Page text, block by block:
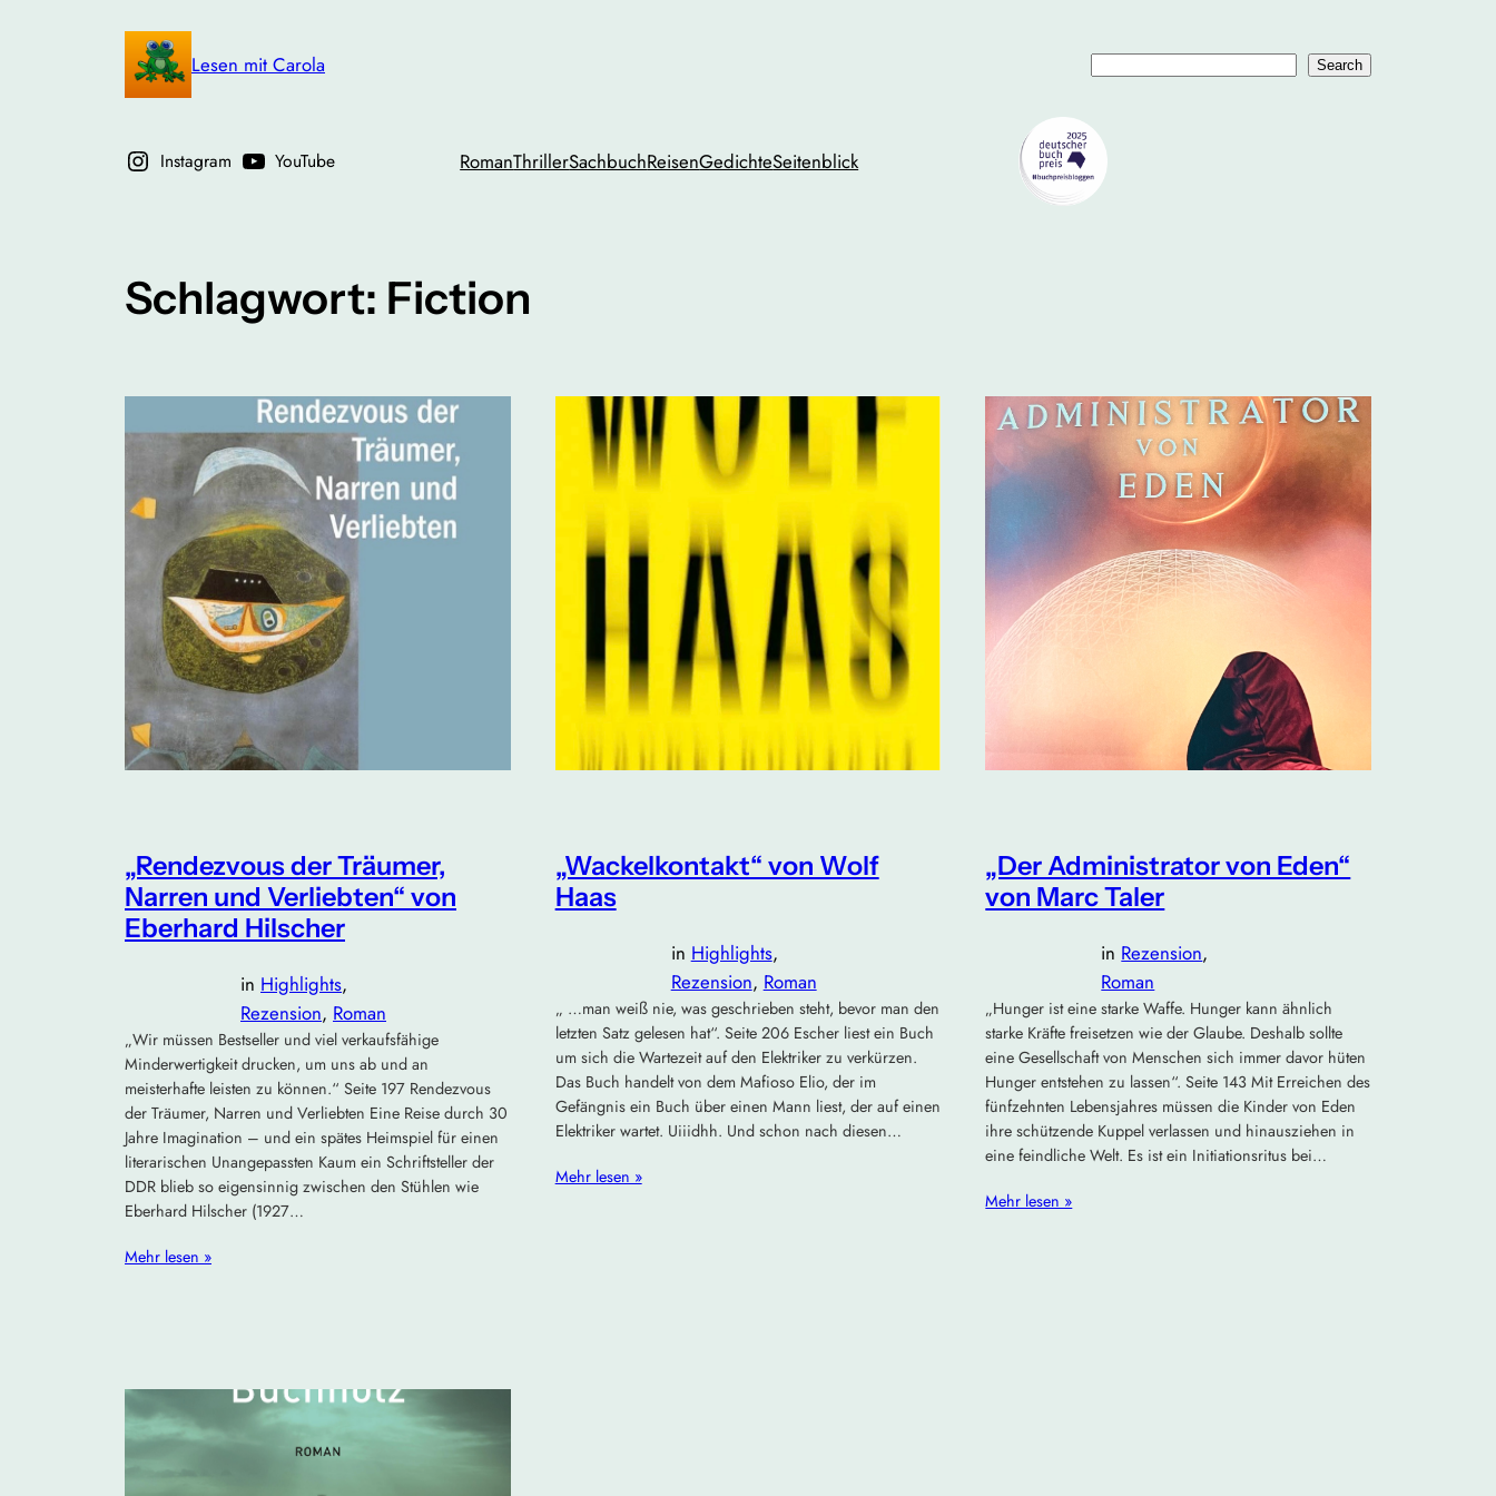
Lesen mit Carola Search
Instagram YouTube RomanThrillerSachbuchReisenGedichteSeitenblick
Schlagwort: Fiction
„Rendezvous der Träumer,
Narren und Verliebten“ von
Eberhard Hilscher
in Highlights
Rezension, Roman
„Wir müssen Bestseller und viel verkaufsfähige
Minderwertigkeit drucken, um uns ab und an
meisterhafte leisten zu können.“ Seite 197 Rendezvous
der Träumer, Narren und Verliebten Eine Reise durch 30
Jahre Imagination – und ein spätes Heimspiel für einen
literarischen Unangepassten Kaum ein Schriftsteller der
DDR blieb so eigensinnig zwischen den Stühlen wie
Eberhard Hilscher (1927…
Mehr lesen »
„Wackelkontakt“ von Wolf
Haas
in Highlights
Rezension, Roman
„ …man weiß nie, was geschrieben steht, bevor man den
letzten Satz gelesen hat“. Seite 206 Escher liest ein Buch
um sich die Wartezeit auf den Elektriker zu verkürzen.
Das Buch handelt von dem Mafioso Elio, der im
Gefängnis ein Buch über einen Mann liest, der auf einen
Elektriker wartet. Uiiidhh. Und schon nach diesen…
Mehr lesen »
„Der Administrator von Eden“
von Marc Taler
in Rezension
Roman
„Hunger ist eine starke Waffe. Hunger kann ähnlich
starke Kräfte freisetzen wie der Glaube. Deshalb sollte
eine Gesellschaft von Menschen sich immer davor hüten
Hunger entstehen zu lassen“. Seite 143 Mit Erreichen des
fünfzehnten Lebensjahres müssen die Kinder von Eden
ihre schützende Kuppel verlassen und hinausziehen in
eine feindliche Welt. Es ist ein Initiationsritus bei…
Mehr lesen »